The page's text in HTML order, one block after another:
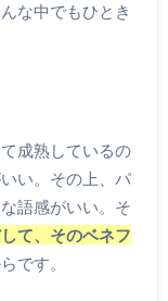
な中でもひとき
成熟しているの
い。その上、パ
語感がいい。そ
て、そのベネフ
です。